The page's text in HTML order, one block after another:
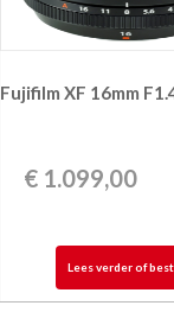
Fujifilm XF 16mm
€ 1.099,00
Lees verder of